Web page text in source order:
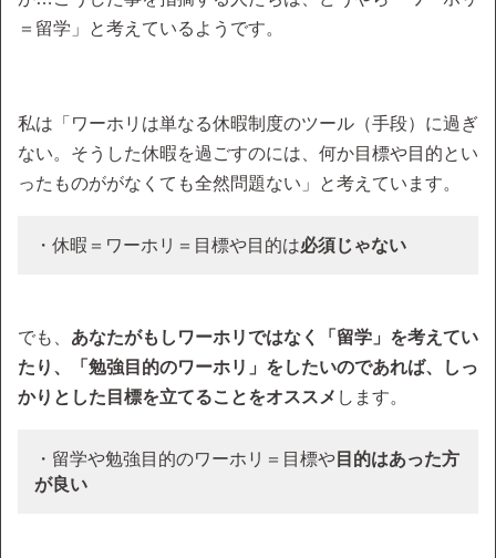
＝留学」と考えているようです。
私は「ワーホリは単なる休暇制度のツール（手段）に過ぎ
ない。そうした休暇を過ごすのには、何か目標や目的とい
ったものががなくても全然問題ない」と考えています。
・休暇＝ワーホリ＝目標や目的は必須じゃない
でも、 あなたがもしワーホリではなく「留学」を考えてい
たり、「勉強目的のワーホリ」をしたいのであれば、しっ
かりとした目標を立てることをオススメ します。
・留学や勉強目的のワーホリ＝目標や 目的はあった方
が良い